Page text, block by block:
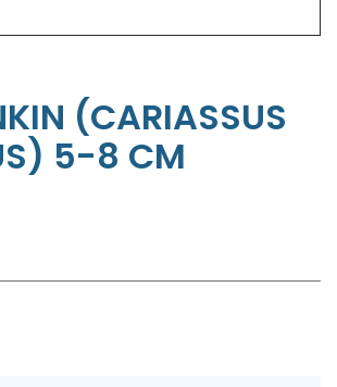
(CARIASSUS
5-8 CM